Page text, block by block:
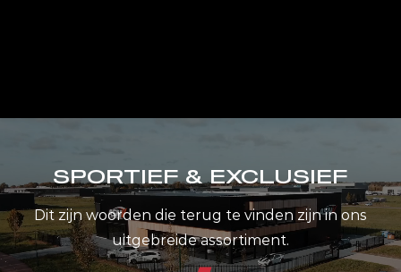
SPORTIEF & EXCLUSIEF
Dit zijn woorden die terug te vinden zijn in ons
uitgebreide assortiment.